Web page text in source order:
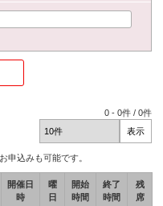
0 -0件 /0件
申込みも可能です。
開催日
時
曜
日
開始
時間
終了
時間
残
席